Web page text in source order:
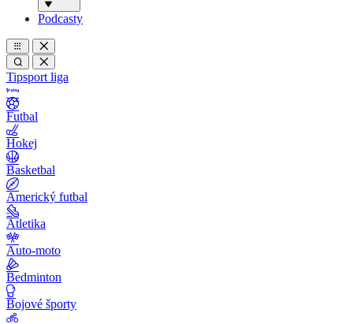
Podcasty
Tipsport liga
Futbal
Hokej
Basketbal
Americký futbal
Atletika
Auto-moto
Bedminton
Bojové športy